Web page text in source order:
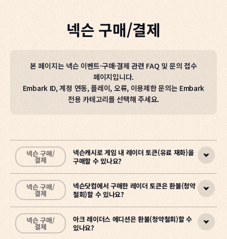
넥슨 구매/결제
본 페이지는 넥슨 이벤트·구매·결제 관련 FAQ 및 문의 접수
페이지입니다.
Embark ID, 계정 연동, 플레이, 오류, 이용제한 문의는 Embark
전용 카테고리를 선택해 주세요.
넥슨 구매/
결제
넥슨캐시로 게임 내 레이더 토큰(유료 재화)을
구매할 수 있나요?
아니요, 넥슨캐시로는 구매할 수 없습니다.
게임 내 유료 상품(레이더 토큰 등)은 게임 내 상점에서 카드·휴대폰 결
제 등 다른 결제 수단으로 구매 가능합니다.
넥슨 구매/
결제
넥슨닷컴에서 구매한 레이더 토큰은 환불(청약
철회)할 수 있나요?
네, 구매 후 7일 이내이고'구매 확정'
전이라면 게임 내 수신함에서
넥슨 구매/
결제
아크 레이더스 에디션은 환불(청약철회)할 수
있나요?